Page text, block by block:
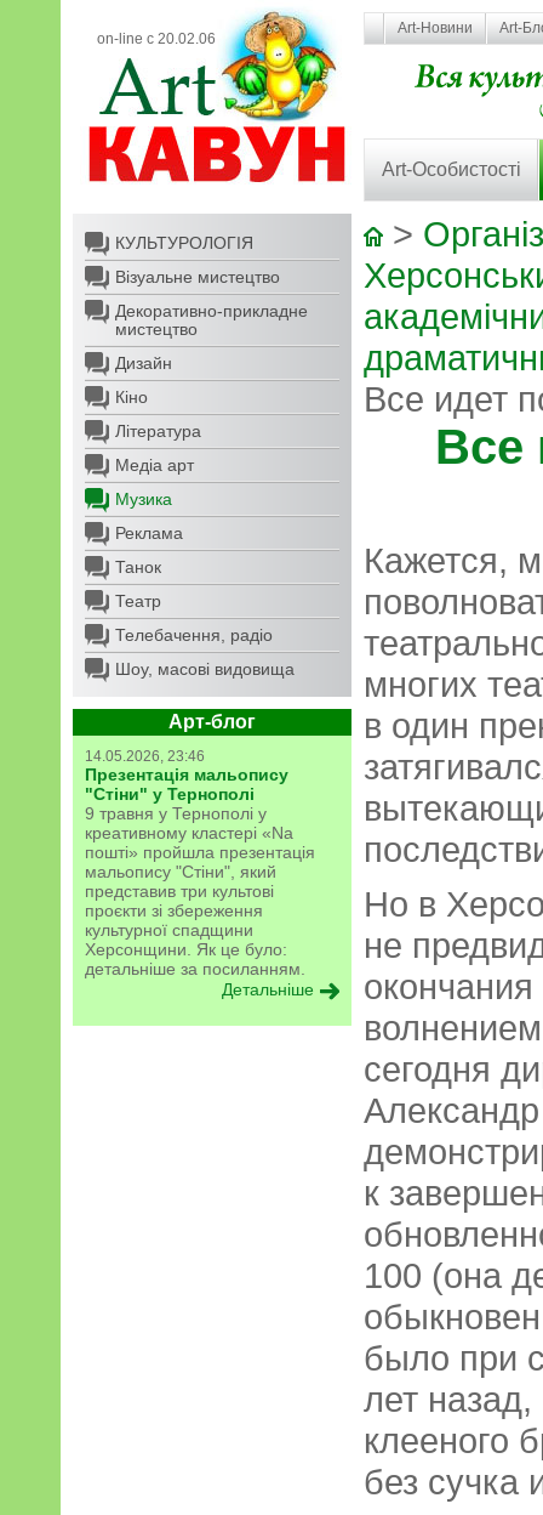
on-line с 20.02.06
Art-Новини Art-
Art-Особистості
КУЛЬТУРОЛОГІЯ
Візуальне мистецтво
Декоративно-прикладне
мистецтво
Дизайн
Кіно
Література
Медіа арт
Музика
Реклама
Танок
Театр
Телебачення, радіо
Шоу, масові видовища
Арт-блог
14.05.2026, 23:46
Презентація мальопису
"Стіни" у Тернополі
9 травня у Тернополі у
креативному кластері «Na
пошті» пройшла презентація
мальопису "Стіни", який
представив три культові
проєкти зі збереження
культурної спадщини
Херсонщини. Як це було:
детальніше за посиланням.
Детальніше
>
Все идет
Все
Кажется,
многих
в один
Но в
не
сегодня
к
100 (она
было при
лет
клееного
без сучка